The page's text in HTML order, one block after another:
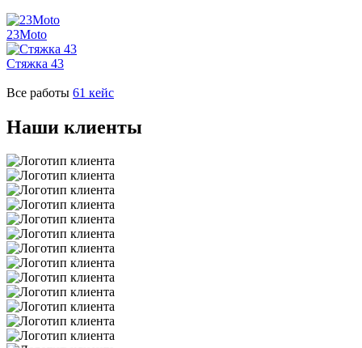
23Moto
Стяжка 43
Все работы 61 кейс
Наши клиенты